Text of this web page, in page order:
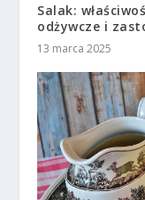
Salak:
odżywcze i
13 marca 2025